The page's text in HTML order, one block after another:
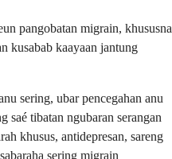
pangobatan migrain, khususna
kusabab kaayaan jantung
sering, ubar pencegahan anu
saé tibatan ngubaran serangan
khusus, antidepresan, sareng
sering migrain